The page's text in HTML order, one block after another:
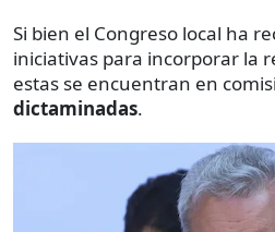
Si bien el Congreso local ha
iniciativas para incorporar la
estas se encuentran en
dictaminadas.